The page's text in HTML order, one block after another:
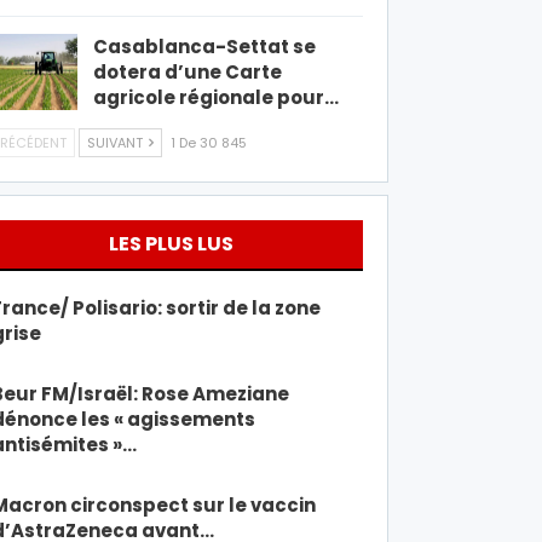
Casablanca-Settat se
dotera d’une Carte
agricole régionale pour…
SUIVANT 1 De 30 845
LES PLUS LUS
Polisario: sortir de la zone
FM/Israël: Rose Ameziane
les « agissements
»…
circonspect sur le vaccin
avant…